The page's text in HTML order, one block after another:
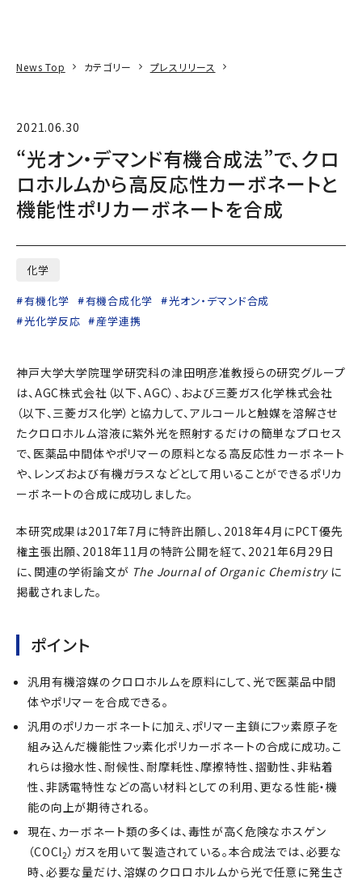
News Top カテゴリー プレスリリース
2021.06.30
“光オン・デマンド有機合成法”で、クロ
ロホルムから高反応性カーボネートと
機能性ポリカーボネートを合成
化学
有機化学
有機合成化学
光オン・デマンド合成
光化学反応
産学連携
神戸大学大学院理学研究科の津田明彦准教授らの研究グループ
は、AGC株式会社（以下、AGC）、および三菱ガス化学株式会社
（以下、三菱ガス化学）と協力して、アルコールと触媒を溶解させ
たクロロホルム溶液に紫外光を照射するだけの簡単なプロセス
で、医薬品中間体やポリマーの原料となる高反応性カーボネート
や、レンズおよび有機ガラスなどとして用いることができるポリカ
ーボネートの合成に成功しました。
本研究成果は2017年7月に特許出願し、2018年4月にPCT優先
権主張出願、2018年11月の特許公開を経て、2021年6月29日
に、関連の学術論文が The Journal of Organic Chemistryに
掲載されました。
ポイント
汎用有機溶媒のクロロホルムを原料にして、光で医薬品中間
体やポリマーを合成できる。
汎用のポリカーボネートに加え、ポリマー主鎖にフッ素原子を
組み込んだ機能性フッ素化ポリカーボネートの合成に成功。こ
れらは撥水性、耐候性、耐摩耗性、摩擦特性、摺動性、非粘着
性、非誘電特性などの高い材料としての利用、更なる性能・機
能の向上が期待される。
現在、カーボネート類の多くは、毒性が高く危険なホスゲン
（COCl2）ガスを用いて製造されている。本合成法では、必要な
時、必要な量だけ、溶媒のクロロホルムから光で任意に発生さ